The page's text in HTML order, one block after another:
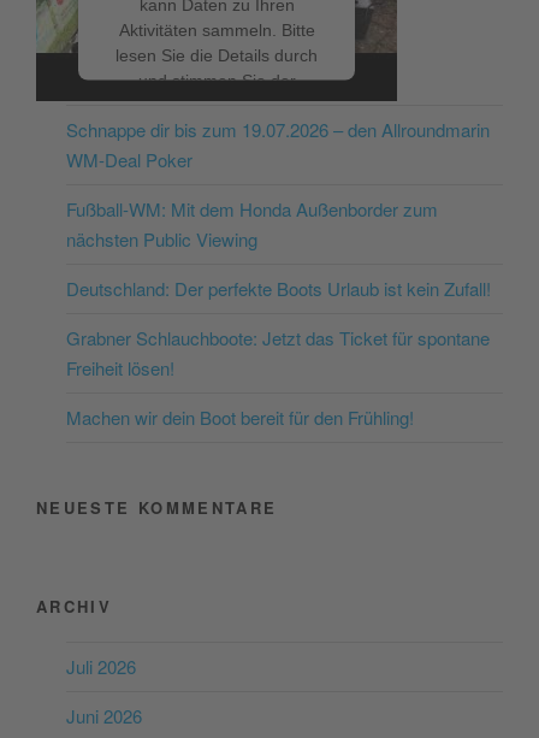
Aktivitäten sammeln. Bitte
lesen Sie die Details durch
und stimmen Sie der
Nutzung des Service zu, um
dieses Video anzusehen.
Mehr Informationen
powered by
Consent Management
NEUESTE BEITRÄGE
Schnappe dir bis zum 19.07.2026 – den Allroundmarin
WM-Deal Poker
Fußball-WM: Mit dem Honda Außenborder zum
nächsten Public Viewing
Deutschland: Der perfekte Boots Urlaub ist kein Zufall!
Grabner Schlauchboote: Jetzt das Ticket für spontane
Freiheit lösen!
Machen wir dein Boot bereit für den Frühling!
NEUESTE KOMMENTARE
ARCHIV
Juli 2026
Juni 2026